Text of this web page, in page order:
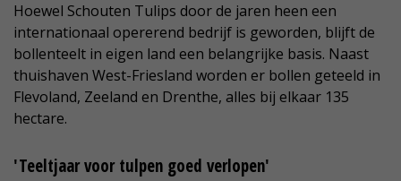
Hoewel Schouten Tulips door de jaren heen een
internationaal opererend bedrijf is geworden, blijft de
bollenteelt in eigen land een belangrijke basis. Naast
thuishaven West-Friesland worden er bollen geteeld in
Flevoland, Zeeland en Drenthe, alles bij elkaar 135
hectare.
'Teeltjaar voor tulpen goed verlopen'